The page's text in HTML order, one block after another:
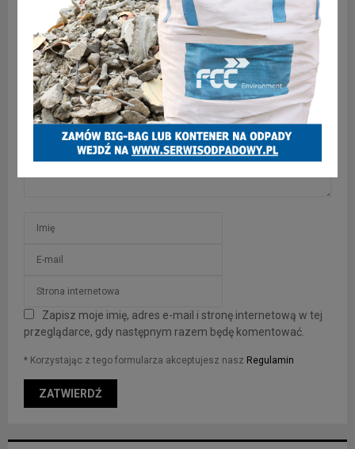
SKOMENTUJ
Zapisz moje imię, adres e-mail i stronę internetową w tej
przeglądarce, gdy następnym razem będę komentować.
* Korzystając z tego formularza akceptujesz nasz Regulamin